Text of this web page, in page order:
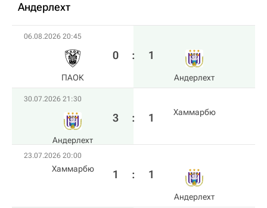
Андерлехт
06.08.2026 20:45
ПАОК
0 : 1
Андерлехт
30.07.2026 21:30
Андерлехт
3 : 1 Хаммарбю
23.07.2026 20:00
Хаммарбю 1 : 1
Андерлехт